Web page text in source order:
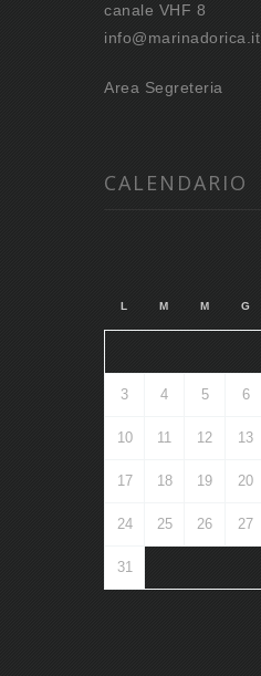
canale VHF 8
info@marinadorica.it
Area Segreteria
CALENDARIO
L M M G
3 4 5 6
10 11 12 13
17 18 19 20
24 25 26 27
31